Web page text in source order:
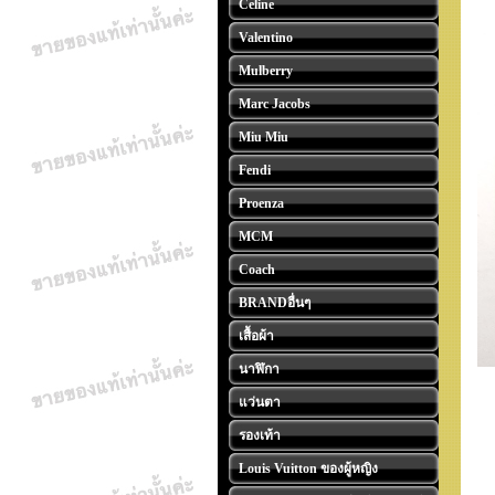
Celine
Valentino
Mulberry
Marc Jacobs
Miu Miu
Fendi
Proenza
MCM
Coach
BRANDอื่นๆ
เสื้อผ้า
นาฬิกา
แว่นตา
รองเท้า
Louis Vuitton ของผู้หญิง